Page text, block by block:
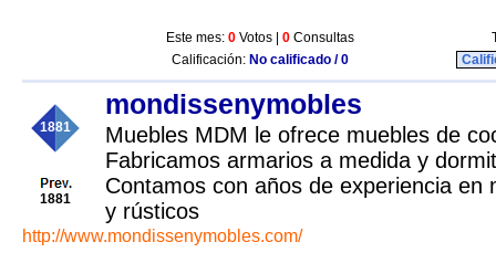
Este mes: 0 Votos | 0 Consultas
Calificación: No calificado / 0
1881
1881
mondissenymobles
Muebles MDM le ofrece muebles de
Fabricamos armarios a medida y
Contamos con años de experiencia en
y rústicos
http://www.mondissenymobles.com/